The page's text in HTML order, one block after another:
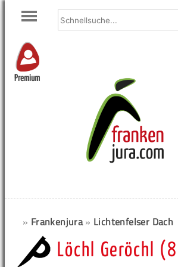
Premium
» Frankenjura» Lichtenfelser Dach
Löchl Geröchl